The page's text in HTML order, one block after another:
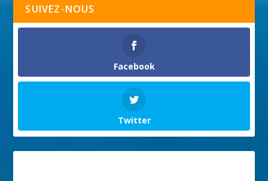
SUIVEZ-NOUS
Facebook
Twitter